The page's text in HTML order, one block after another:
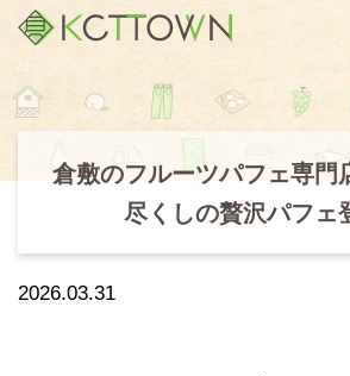
倉敷のフルーツパフェ専門
尽くしの贅沢パフェ
2026.03.31